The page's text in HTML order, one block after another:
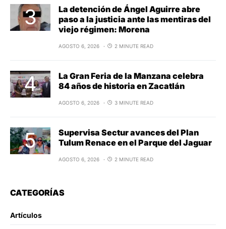
La detención de Ángel Aguirre abre
paso a la justicia ante las mentiras del
viejo régimen: Morena
AGOSTO 6, 2026 2 MINUTE READ
La Gran Feria de la Manzana celebra
84 años de historia en Zacatlán
AGOSTO 6, 2026 3 MINUTE READ
Supervisa Sectur avances del Plan
Tulum Renace en el Parque del Jaguar
AGOSTO 6, 2026 2 MINUTE READ
CATEGORÍAS
Artículos